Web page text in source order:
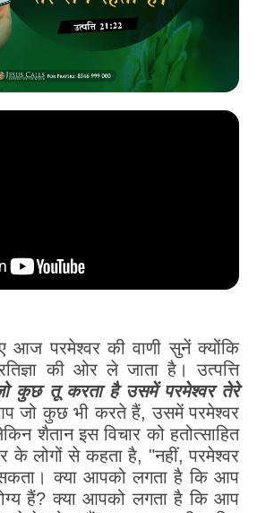
आज परमेश्वर की वाणी सुनें क्योंकि
की ओर ले जाता है। उत्पत्ति
कुछ तू करता है उसमें परमेश्वर तेरे
जो कुछ भी करते हैं, उसमें परमेश्वर
शैतान इस विचार को हतोत्साहित
के लोगों से कहता है, "नहीं, परमेश्वर
क्या आपको लगता है कि आप
हैं? क्या आपको लगता है कि आप